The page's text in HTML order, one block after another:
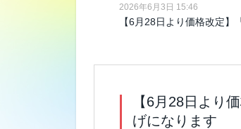
2026年6月3日 15:46
【6月28日より価格改定
【6月28日より
げになります